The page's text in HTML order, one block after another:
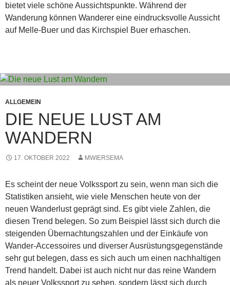
bietet viele schöne Aussichtspunkte. Während der
Wanderung können Wanderer eine eindrucksvolle Aussicht
auf Melle-Buer und das Kirchspiel Buer erhaschen.
ALLGEMEIN
DIE NEUE LUST AM
WANDERN
17. OKTOBER 2022 MWIERSEMA
Es scheint der neue Volkssport zu sein, wenn man sich die
Statistiken ansieht, wie viele Menschen heute von der
neuen Wanderlust geprägt sind. Es gibt viele Zahlen, die
diesen Trend belegen. So zum Beispiel lässt sich durch die
steigenden Übernachtungszahlen und der Einkäufe von
Wander-Accessoires und diverser Ausrüstungsgegenstände
sehr gut belegen, dass es sich auch um einen nachhaltigen
Trend handelt. Dabei ist auch nicht nur das reine Wandern
als neuer Volkssport zu sehen, sondern lässt sich durch